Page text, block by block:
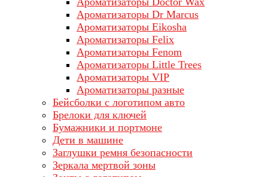
Ароматизаторы Dr Marcus
Ароматизаторы Eikosha
Ароматизаторы Felix
Ароматизаторы Fenom
Ароматизаторы Little Trees
Ароматизаторы VIP
Ароматизаторы разные
Бейсболки с логотипом авто
Брелоки для ключей
Бумажники и портмоне
Дети в машине
Заглушки ремня безопасности
Зеркала мертвой зоны